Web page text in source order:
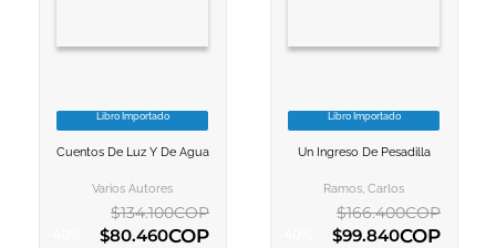
VER INFORMACION
Libro Importado
Cuentos De Luz Y De Agua
Varios Autores
$134.100COP
$80.460COP
VER INFORMACION
Libro Importado
Un Ingreso De Pesadilla
Ramos, Carlos
$166.400COP
$99.840COP